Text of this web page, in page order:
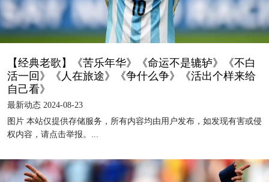
【经典老歌】《苦乐年华》《命运不是辘轳》《不白
活一回》《人在旅途》《争什么争》《活出个样来给
自己看》
最新动态 2024-08-23
图片 本站仅提供存储服务，所有内容均由用户发布，如发现有害或侵
权内容，请点击举报。...